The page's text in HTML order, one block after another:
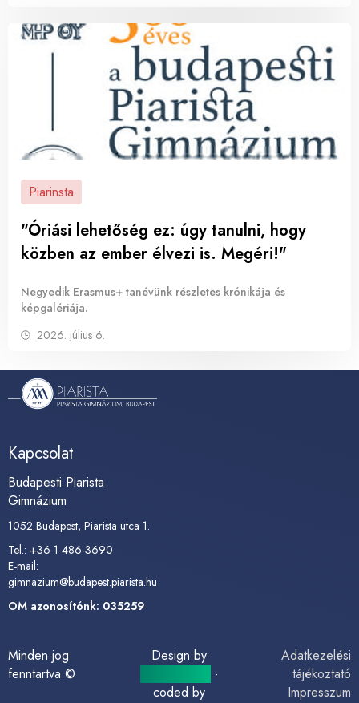
Piarinsta
"Óriási lehetőség ez: úgy tanulni, hogy
közben az ember élvezi is. Megéri!"
Negyedik Erasmus+ tanévünk részletes krónikája és
képgalériája.
2026. július 6.
Kapcsolat
Budapesti Piarista
Gimnázium
1052 Budapest, Piarista utca 1.
Tel.: +36 1 486-3690
E-mail:
gimnazium@budapest.piarista.hu
OM azonosítónk: 035259
Minden jog
fenntartva ©
Design by
·
coded by
Adatkezelési
tájékoztató
Impresszum